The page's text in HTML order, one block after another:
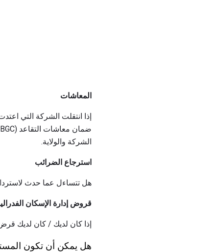
المعاشات
إذا انتقلت الشركة التي
الشركة والولاية.
استرجاع الضرائب
هل تتساءل عما حدث
قروض إدارة الإسكان
إذا كان لديك / كان لديك
هل يمكن أن تكون